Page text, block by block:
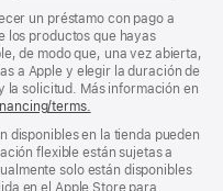
un préstamo con pago a
los productos que hayas
de modo que, una vez abierta,
a Apple y elegir la duración de
la solicitud. Más información en
terms.
disponibles en la tienda pueden
flexible están sujetas a
solo están disponibles
en el Apple Store para